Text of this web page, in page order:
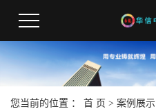
您当前的位置 ： 首 页 > 案例展示